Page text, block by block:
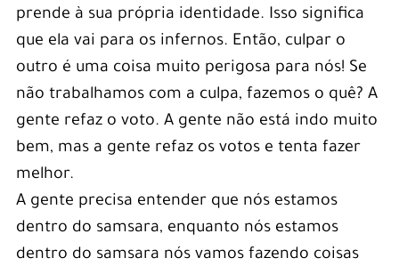
prende à sua própria identidade. Isso significa
que ela vai para os infernos. Então, culpar o
outro é uma coisa muito perigosa para nós! Se
não trabalhamos com a culpa, fazemos o quê? A
gente refaz o voto. A gente não está indo muito
bem, mas a gente refaz os votos e tenta fazer
melhor.
A gente precisa entender que nós estamos
dentro do samsara, enquanto nós estamos
dentro do samsara nós vamos fazendo coisas